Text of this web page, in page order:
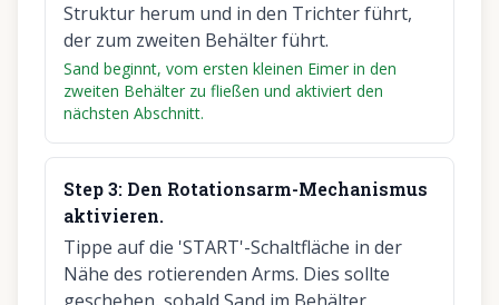
Struktur herum und in den Trichter führt,
der zum zweiten Behälter führt.
Sand beginnt, vom ersten kleinen Eimer in den
zweiten Behälter zu fließen und aktiviert den
nächsten Abschnitt.
Step3: Den Rotationsarm-Mechanismus
aktivieren.
Tippe auf die 'START'-Schaltfläche in der
Nähe des rotierenden Arms. Dies sollte